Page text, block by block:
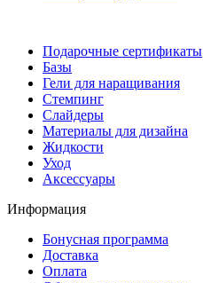
Подарочные сертификаты
Базы
Гели для наращивания
Стемпинг
Слайдеры
Материалы для дизайна
Жидкости
Уход
Аксессуары
Информация
Бонусная программа
Доставка
Оплата